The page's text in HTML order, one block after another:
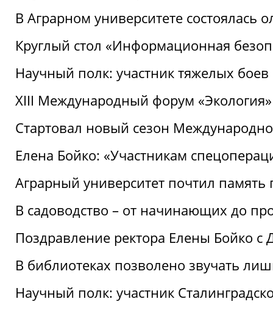
В Аграрном университете состоялась
Круглый стол «Информационная
Научный полк: участник тяжелых
XIII Международный форум
Стартовал новый сезон
Елена Бойко: «Участникам
Аграрный университет почтил
В садоводство – от начинающих до
Поздравление ректора Елены Бойко
В библиотеках позволено звучать
Научный полк: участник